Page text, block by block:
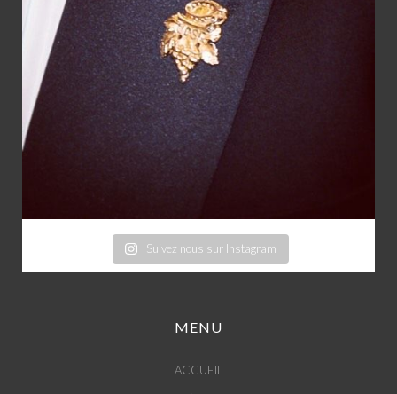
Suivez nous sur Instagram
MENU
ACCUEIL